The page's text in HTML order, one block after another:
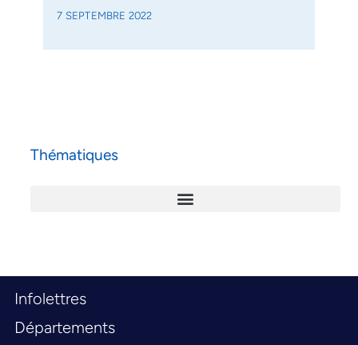
7 SEPTEMBRE 2022
Thématiques
Infolettres
Départements